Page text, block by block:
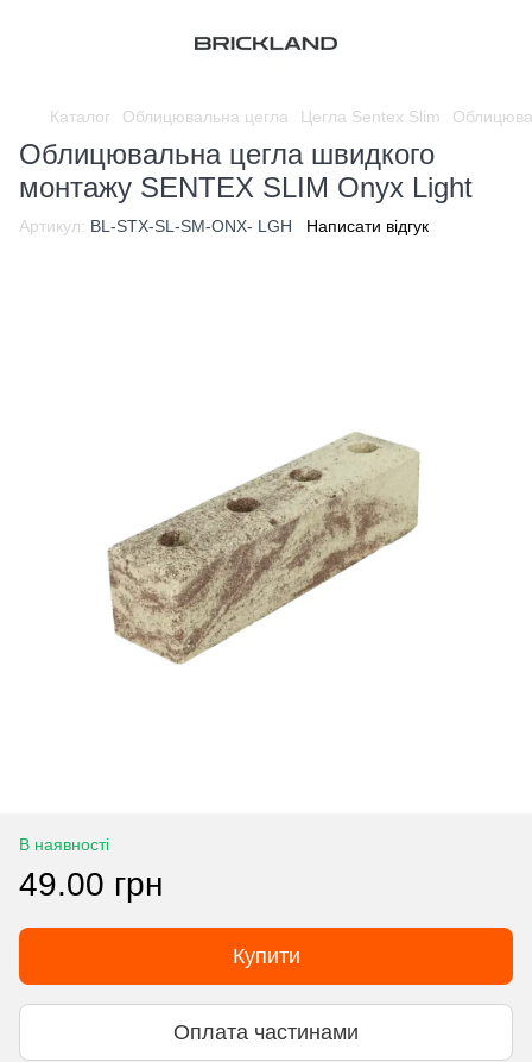
Каталог Облицювальна цегла Цегла Sentex Slim
Облицювальна цегла швидкого
монтажу SENTEX SLIM Onyx Light
Артикул: BL-STX-SL-SM-ONX- LGH Написати відгук
В наявності
49.00 грн
Купити
Оплата частинами